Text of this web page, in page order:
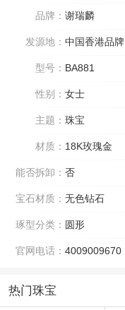
品牌： 谢瑞麟
发源地： 中国香港品牌
型号： BA881
性别： 女士
主题： 珠宝
材质： 18K玫瑰金
能否拆卸： 否
宝石材质： 无色钻石
琢型分类： 圆形
官网电话： 4009009670
热门珠宝